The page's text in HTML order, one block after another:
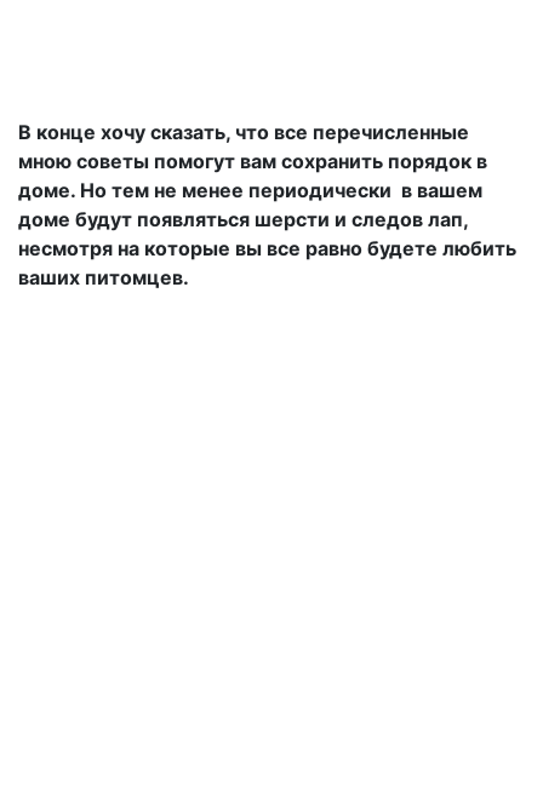
В конце хочу сказать, что все перечисленные
мною советы помогут вам сохранить порядок в
доме. Но тем не менее периодически в вашем
доме будут появляться шерсти и следов лап,
несмотря на которые вы все равно будете любить
ваших питомцев.